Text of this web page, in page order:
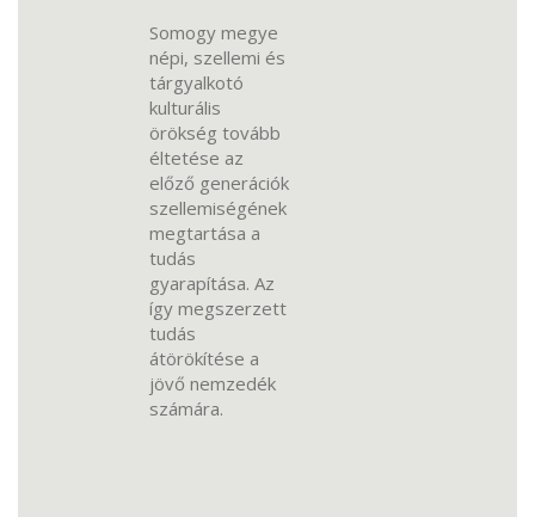
Somogy megye
népi, szellemi és
tárgyalkotó
kulturális
örökség tovább
éltetése az
előző generációk
szellemiségének
megtartása a
tudás
gyarapítása. Az
így megszerzett
tudás
átörökítése a
jövő nemzedék
számára.